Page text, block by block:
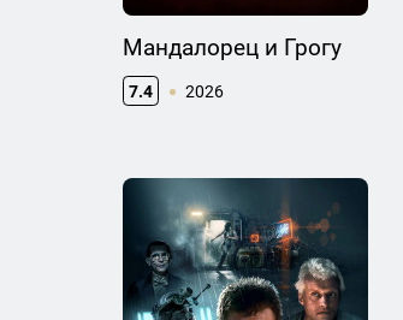
Мандалорец и Грогу
7.4 2026